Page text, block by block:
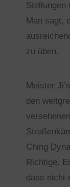
Stellungen
Man sagt,
zu üben.
Meister
den
Ching
Richtige.
dass nicht